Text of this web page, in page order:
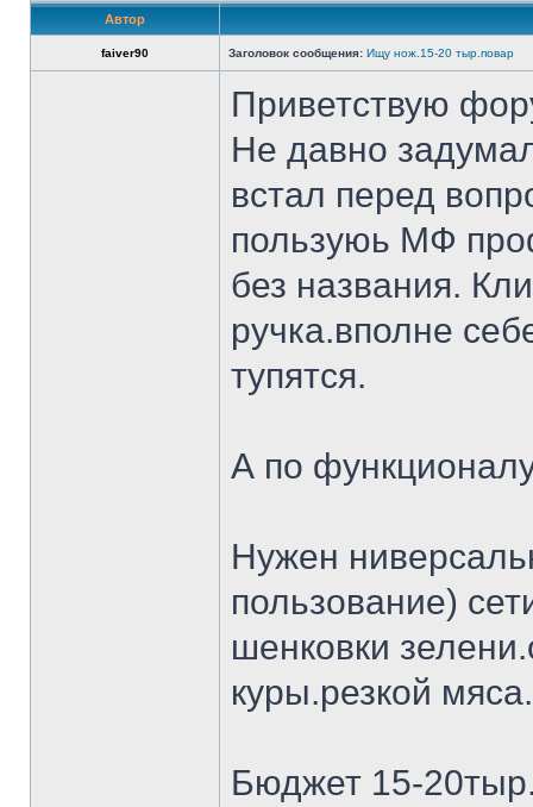
Автор
faiver90 Заголовок сообщения: Ищу нож.15-20 тыр.повар
Приветствую
Не давно
встал перед
пользуюь МФ
без названия.
ручка.вполне
тупятся.
А по
Нужен
пользование)
шенковки
куры.резкой
Бюджет 15-